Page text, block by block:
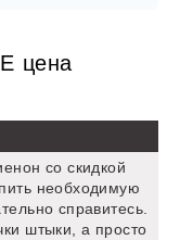
цена
со скидкой
необходимую
справитесь.
штыки, а просто